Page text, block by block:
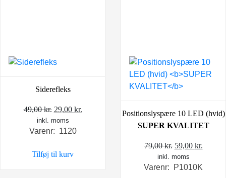
Siderefleks
49,00kr. Den
oprindelige
pris
49,00 kr..
29,00 kr.
inkl. moms
Varenr: 1120
Tilføj til kurv
Positionslyspære 10 LED (hvid)
SUPER KVALITET
79,00kr. Den
oprindelige
pris
59,00 kr.
pris
inkl. moms
Varenr: P1010K